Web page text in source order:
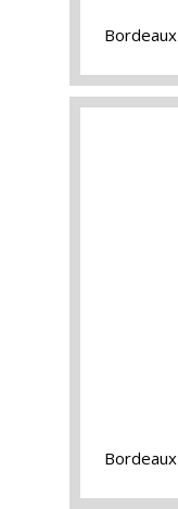
Bordeaux
Bordeaux